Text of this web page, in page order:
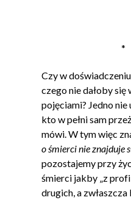
*
Czy w
czego nie dałoby
pojęciami? Jedno
kto w pełni sam
mówi. W tym więc
o śmierci nie znajduje
pozostajemy przy
śmierci jakby „z
drugich, a